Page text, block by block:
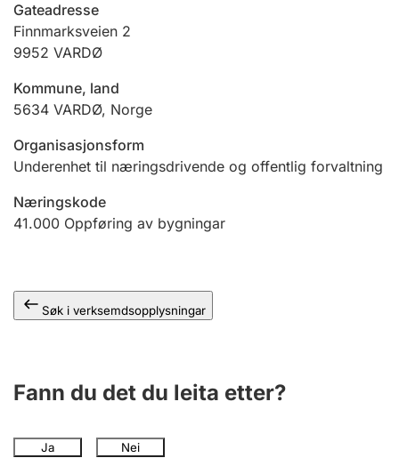
Jeger
Betaling og jegeravgiftskort
Ektepaktrettleiaren
Gateadresse
Finnmarksveien 2
9952 VARDØ
Kommune, land
5634 VARDØ, Norge
Organisasjonsform
Underenhet til næringsdrivende og offentlig forvaltning
Næringskode
41.000 Oppføring av bygningar
Søk i verksemdsopplysningar
Fann du det du leita etter?
Ja Nei